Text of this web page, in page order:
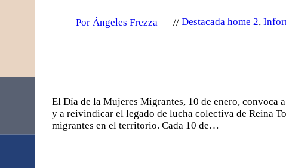
Por Ángeles Frezza Destacada home 2,
El Día de la Mujeres Migrantes, 10 de enero, convoca
y a reivindicar el legado de lucha colectiva de Reina
migrantes en el territorio. Cada 10 de…